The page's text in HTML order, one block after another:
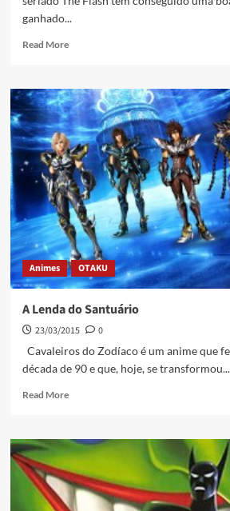
ganhado...
Read More
Animes OTAKU
A Lenda do Santuário
23/03/2015
0
Cavaleiros do Zodíaco é um anime que
década de 90 e que, hoje, se transformou...
Read More